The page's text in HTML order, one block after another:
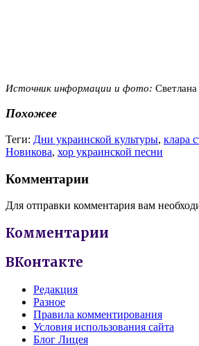
Источник информации и фото:
Похожее
Теги: Дни украинской культуры, клара
Новикова, хор украинской песни
Комментарии
Для отправки комментария вам
Комментарии
ВКонтакте
Редакция
Разное
Правила комментирования
Условия использования сайта
Блог Лицея